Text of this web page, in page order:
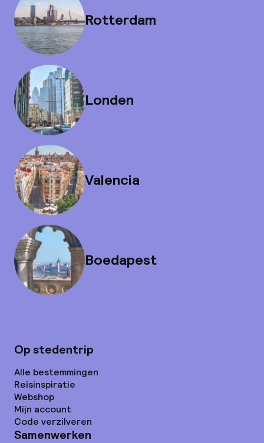
Rotterdam
Londen
Valencia
Boedapest
Op stedentrip
Alle bestemmingen
Reisinspiratie
Webshop
Mijn account
Code verzilveren
Samenwerken